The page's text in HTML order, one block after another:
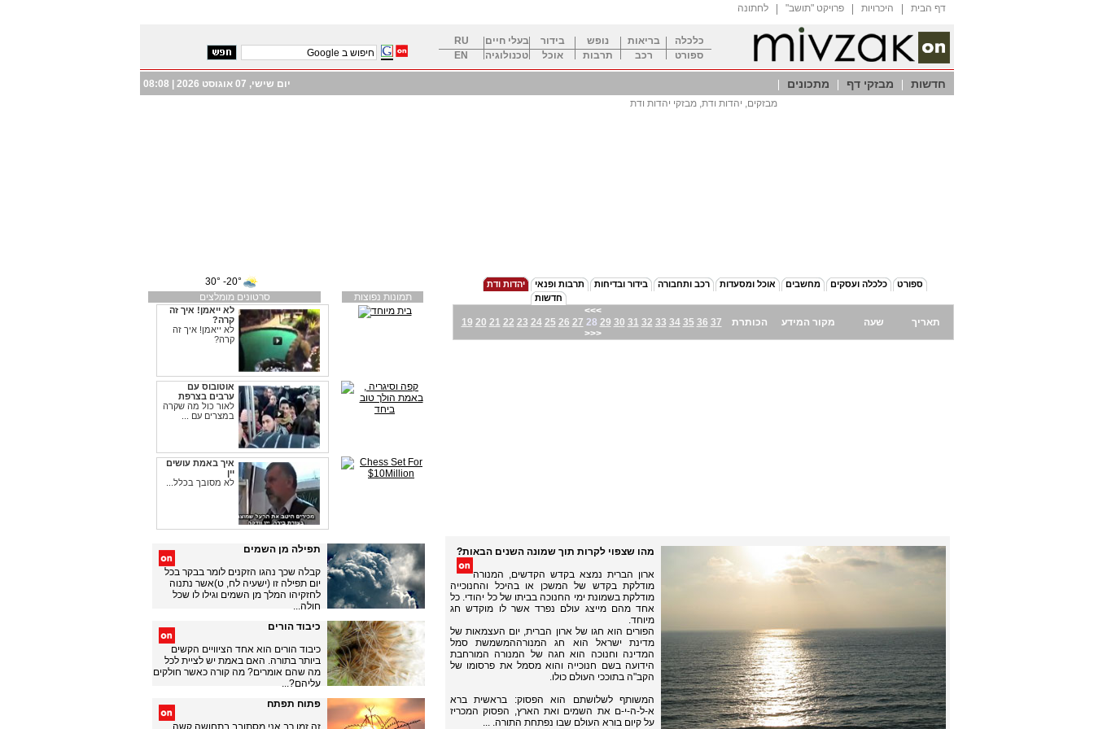
דף הבית היכרויות "פרויקט "תושב לחתונה
כלכלה בריאות נופש בידור בעלי חיים
RU
ספורט
רכב תרבות אוכל טכנולוגיה EN
חדשות מבזקי דף מתכונים יום שישי, 07 אוגוסט 2026 |
08:08
מבזקים, יהדות ודת, מבזקי יהדות ודת
יהדות ודת תרבות ופנאי בידור ובדיחות רכב ותחבורה אוכל ומסעדות מחשבים כלכלה ועסקים
ספורט
חדשות
<<<
19 20 21 22 23 24 25 26 27 28 29 30 31 32 33 34 35 36 37
>>>
הכותרת מקור המידע שעה תאריך
סרטונים מומלצים
לא ייאמן! איך זה
קרה?
לא ייאמן! איך זה
קרה?
אוטובוס עם
ערבים בצרפת
לאור כול מה שקרה
במצרים עם ...
איך באמת עושים
יין
לא מסובך בכלל...
תמונות נפוצות
מהו שצפוי לקרות תוך שמונה השנים הבאות?
ארון הברית נמצא בקדש הקדשים, המנורה
מודלקת בקדש של המשכן או בהיכל והחנוכייה
מודלקת בשמונת ימי החנוכה בביתו של כל יהודי. כל
אחד מהם מייצג עולם נפרד אשר לו מוקדש חג
מיוחד.
הפורים הוא חגו של ארון הברית, יום העצמאות של
מדינת ישראל הוא חג המנורההמשמשת סמל
המדינה וחנוכה הוא חגה של המנורה המורחבת
הידועה בשם חנוכייה והוא מסמל את פרסומו של
הקב"ה בתוככי העולם כולו.
המשותף לשלושתם הוא הפסוק: בראשית ברא
א-ל-ה-י-ם את השמים ואת הארץ, הפסוק המכריז
על קיום בורא העולם שבו נפתחת התורה. ...
תפילה מן השמים
קבלה שכך נהגו הזקנים לומר בבקר בכל
יום תפילה זו (ישעיה לח, ט)אשר נתנוה
לחזקיהו המלך מן השמים וגילו לו שכל
חולה...
כיבוד הורים
כיבוד הורים הוא אחד הציוויים הקשים
ביותר בתורה. האם באמת יש לציית לכל
מה שהם אומרים? מה קורה כאשר חולקים
עליהם?...
פתוח תפתח
זה זמן רב אני מסתובב בתחושה קשה.
20°- 30°